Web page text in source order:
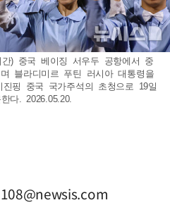
간) 중국 베이징 서우두 공항에서 중
블라디미르 푸틴 러시아 대통령을
핑 중국 국가주석의 초청으로 19일
다. 2026.05.20.